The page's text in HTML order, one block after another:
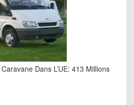
Dans L’UE: 413 Millions